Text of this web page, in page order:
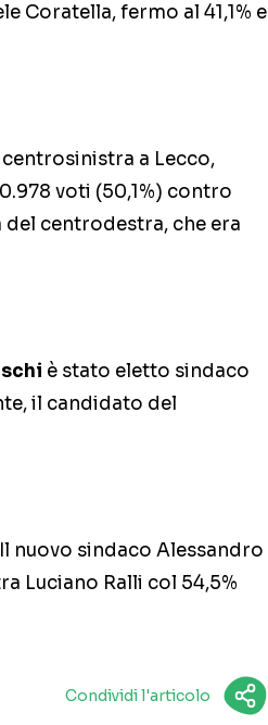
Coratella, fermo al 41,1% e
a Lecco,
voti (50,1%) contro
del centrodestra, che era
è stato eletto sindaco
il candidato del
nuovo sindaco Alessandro
Luciano Ralli col 54,5%
Condividi l'articolo